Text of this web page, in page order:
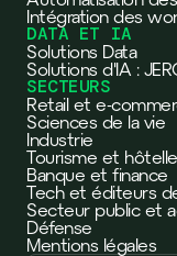
Intégration des
DATA ET IA
Solutions Data
Solutions d'IA :
SECTEURS
Retail et e-
Sciences de la vie
Industrie
Tourisme et
Banque et finance
Tech et éditeurs
Secteur public et
Défense
Mentions légales